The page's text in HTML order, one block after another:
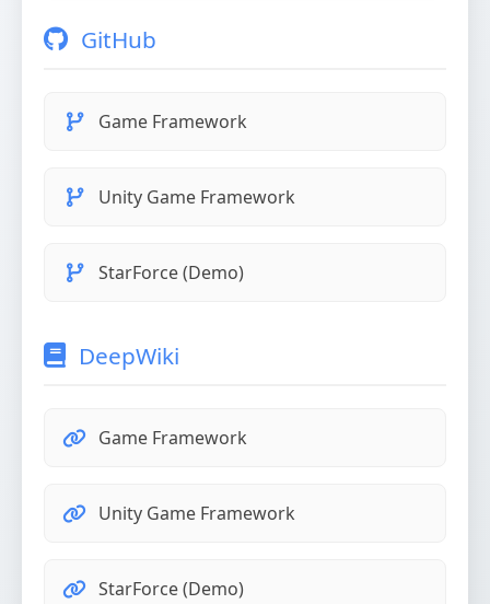
GitHub
Game Framework
Unity Game Framework
StarForce (Demo)
DeepWiki
Game Framework
Unity Game Framework
StarForce (Demo)